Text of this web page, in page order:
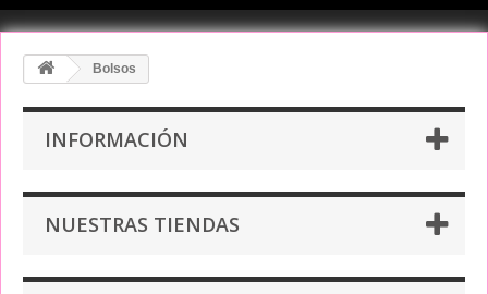
Bolsos
INFORMACIÓN
NUESTRAS TIENDAS